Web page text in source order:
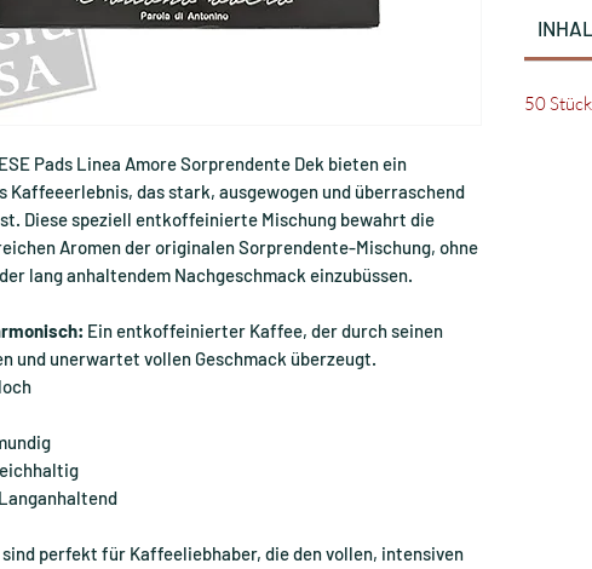
Pads Linea Amore Sorprendente Dek bieten ein
das stark, ausgewogen und überraschend
Diese speziell entkoffeinierte Mischung bewahrt die
Aromen der originalen Sorprendente-Mischung, ohne
lang anhaltendem Nachgeschmack einzubüssen.
Ein entkoffeinierter Kaffee, der durch seinen
und unerwartet vollen Geschmack überzeugt.
Langanhaltend
sind perfekt für Kaffeeliebhaber, die den vollen, intensiven
50